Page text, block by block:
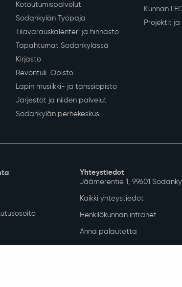
Kotoutumispalvelut
Sodankylän Työpaja
Tilavarauskalenteri ja hinnasto
Tapahtumat Sodankylässä
Kirjasto
Revontuli-Opisto
Lapin musiikki- ja tanssiopisto
Järjestöt ja niiden palvelut
Sodankylän perhekeskus
Kunnan
Projektit ja
Yhteystiedot
Jäämerentie 1, 99601
Kaikki yhteystiedot
Henkilökunnan intranet
Anna palautetta